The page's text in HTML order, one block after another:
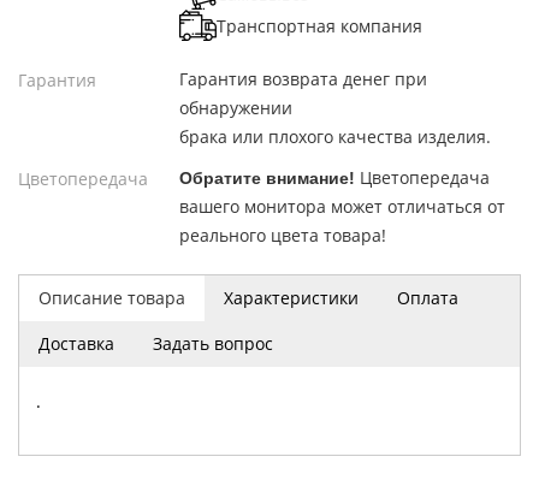
Описание товара Характеристики
Оплата
Доставка
Задать вопрос
.
Транспортная компания
Гарантия
Гарантия возврата денег при
обнаружении
брака или плохого качества изделия.
Цветопередача
Обратите внимание! Цветопередача
вашего монитора может отличаться от
реального цвета товара!